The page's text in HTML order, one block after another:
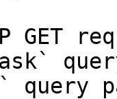
GET
query